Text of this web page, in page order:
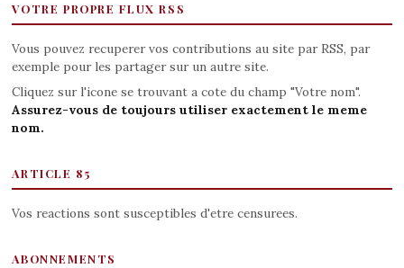
VOTRE PROPRE FLUX RSS
Vous pouvez recuperer vos contributions au site par RSS, par
exemple pour les partager sur un autre site.
Cliquez sur l'icone se trouvant a cote du champ "Votre nom".
Assurez-vous de toujours utiliser exactement le meme
nom.
ARTICLE 85
Vos reactions sont susceptibles d'etre censurees.
ABONNEMENTS